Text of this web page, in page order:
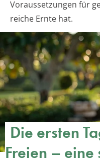
Voraussetzungen für
reiche Ernte hat.
Die ersten
Freien – eine